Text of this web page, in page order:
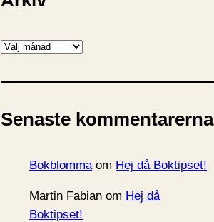
A
k
v
Senaste kommentarerna
Bokblommaom Hej då Boktipset!
Martin Fabian om Hej då
Boktipset!